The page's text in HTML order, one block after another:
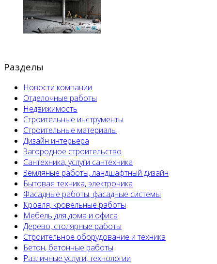
Разделы
Новости компании
Отделочные работы
Недвижимость
Строительные инструменты
Строительные материалы
Дизайн интерьера
Загородное строительство
Сантехника, услуги сантехника
Земляные работы, ландшафтный дизайн
Бытовая техника, электроника
Фасадные работы, фасадные системы
Кровля, кровельные работы
Мебель для дома и офиса
Дерево, столярные работы
Строительное оборудование и техника
Бетон, бетонные работы
Различные услуги, технологии